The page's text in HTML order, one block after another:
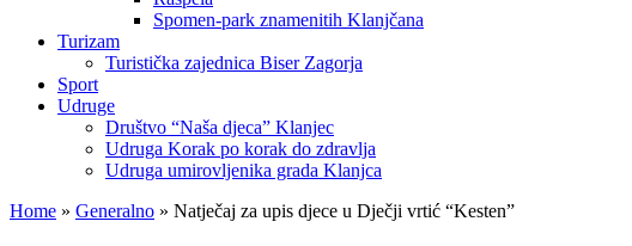
Spomen-park znamenitih Klanjčana
Turizam
Turistička zajednica Biser Zagorja
Sport
Udruge
Društvo “Naša djeca” Klanjec
Udruga Korak po korak do zdravlja
Udruga umirovljenika grada Klanjca
Home » Generalno » Natječaj za upis djece u Dječji vrtić “Kesten”